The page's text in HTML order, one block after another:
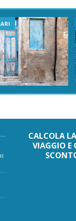
CALCOLA
VIAGGIO E